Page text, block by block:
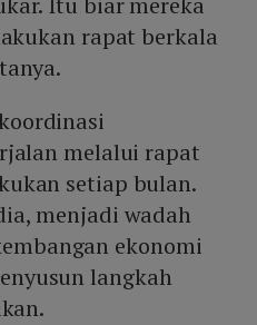
rapat berkala
melalui rapat
setiap bulan.
menjadi wadah
ekonomi
langkah